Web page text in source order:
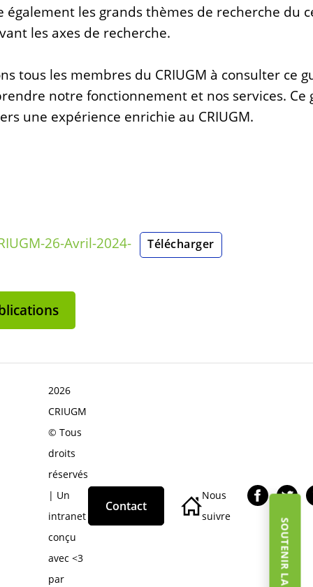
également les grands thèmes de recherche du
les axes de recherche.
tous les membres du CRIUGM à consulter ce
notre fonctionnement et nos services. Ce
une expérience enrichie au CRIUGM.
26-Avril-2024- Télécharger
2026
CRIUGM
© Tous
droits
réservés
| Un
intranet
conçu
avec <3
par
Contact
Nous
suivre